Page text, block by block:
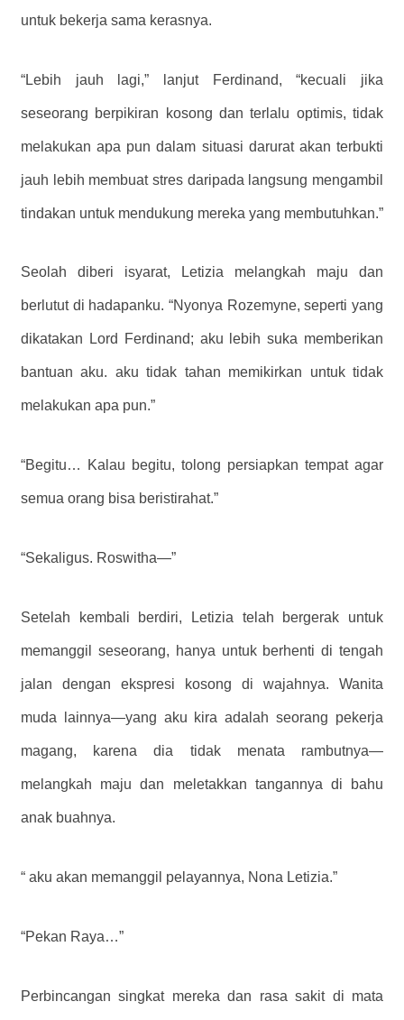
untuk bekerja sama kerasnya.
“Lebih jauh lagi,” lanjut Ferdinand, “kecuali jika
seseorang berpikiran kosong dan terlalu optimis, tidak
melakukan apa pun dalam situasi darurat akan terbukti
jauh lebih membuat stres daripada langsung mengambil
tindakan untuk mendukung mereka yang membutuhkan.”
Seolah diberi isyarat, Letizia melangkah maju dan
berlutut di hadapanku. “Nyonya Rozemyne, seperti yang
dikatakan Lord Ferdinand; aku lebih suka memberikan
bantuan aku. aku tidak tahan memikirkan untuk tidak
melakukan apa pun.”
“Begitu… Kalau begitu, tolong persiapkan tempat agar
semua orang bisa beristirahat.”
“Sekaligus. Roswitha—”
Setelah kembali berdiri, Letizia telah bergerak untuk
memanggil seseorang, hanya untuk berhenti di tengah
jalan dengan ekspresi kosong di wajahnya. Wanita
muda lainnya—yang aku kira adalah seorang pekerja
magang, karena dia tidak menata rambutnya—
melangkah maju dan meletakkan tangannya di bahu
anak buahnya.
“ aku akan memanggil pelayannya, Nona Letizia.”
“Pekan Raya…”
Perbincangan singkat mereka dan rasa sakit di mata